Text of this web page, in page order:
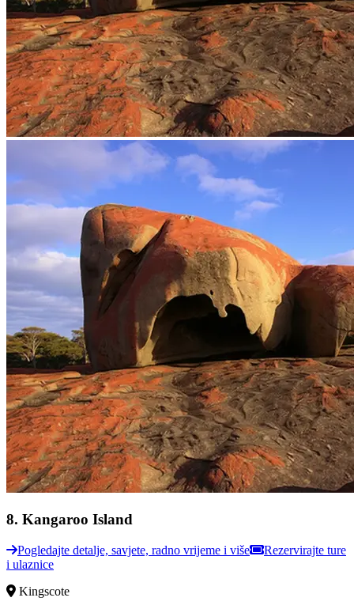
8. Kangaroo Island
Pogledajte detalje, savjete, radno vrijeme i više
Rezervirajte ture
i ulaznice
Kingscote